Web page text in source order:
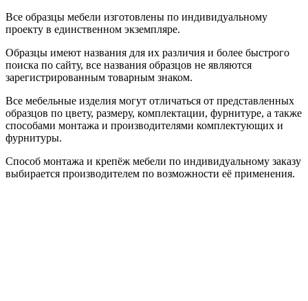
Все образцы мебели изготовлены по индивидуальному
проекту в единственном экземпляре.
Образцы имеют названия для их различия и более быстрого
поиска по сайту, все названия образцов не являются
зарегистрированным товарным знаком.
Все мебельные изделия могут отличаться от представленных
образцов по цвету, размеру, комплектации, фурнитуре, а также
способами монтажа и производителями комплектующих и
фурнитуры.
Способ монтажа и крепёж мебели по индивидуальному заказу
выбирается производителем по возможности её применения.